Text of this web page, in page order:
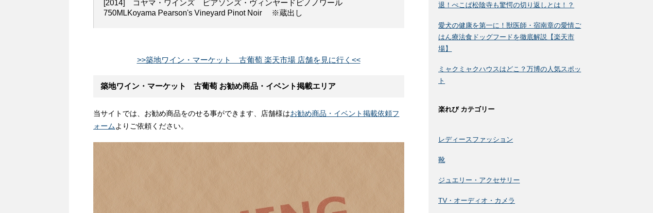
[2014] コヤマ・ワインズ ピアソンズ・ヴィンヤードピノノワール
750MLKoyama Pearson's Vineyard Pinot Noir ※蔵出し
>>築地ワイン・マーケット 古葡萄 楽天市場 店舗を見に行く<<
築地ワイン・マーケット 古葡萄 お勧め商品・イベント掲載エリア
当サイトでは、お勧め商品をのせる事ができます、店舗様はお勧め商品・イベント掲載依頼フ
ォーム よりご依頼ください。
退！ぺこぱ松陰寺も驚愕の切り返しとは！？
愛犬の健康を第一に！獣医師・宿南章の愛情ご
はん療法食ドッグフードを徹底解説【楽天市
場】
ミャクミャクハウスはどこ？万博の人気スポッ
ト
楽れび カテゴリー
レディースファッション
靴
ジュエリー・アクセサリー
TV・オーディオ・カメラ